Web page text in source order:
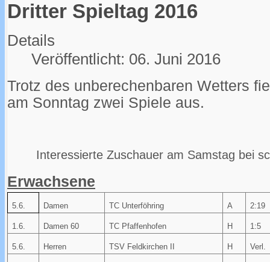
Dritter Spieltag 2016
Details
Veröffentlicht: 06. Juni 2016
Trotz des unberechenbaren Wetters
am Sonntag zwei Spiele aus.
Interessierte Zuschauer am Samstag bei
Erwachsene
5.6. Damen TC Unterföhring A 2:19
1.6. Damen 60 TC Pfaffenhofen H 1:5
5.6. Herren TSV Feldkirchen II H Verl.